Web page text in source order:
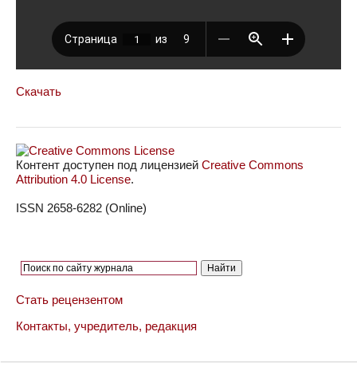
Скачать
Контент доступен под лицензией Creative Commons
Attribution 4.0 License.
ISSN 2658-6282 (Online)
Стать рецензентом
Контакты, учредитель, редакция